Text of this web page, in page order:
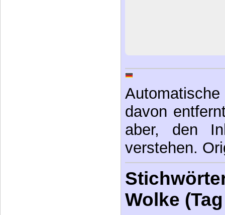
davon
aber, den
verstehen.
Wolke